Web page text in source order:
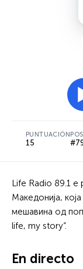
PUNTUACIÓN
15
Life Radio 89.1 е
Македонија,
мешавина од
life, my story“.
En directo